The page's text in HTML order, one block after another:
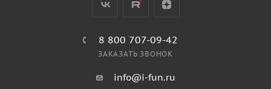
8 800 707-09-42
ЗАКАЗАТЬ ЗВОНОК
info@i-fun.ru